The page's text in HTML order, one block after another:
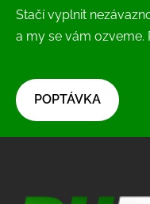
Stačí vyplnit
a my se vám ozveme.
​POPTÁVKA​